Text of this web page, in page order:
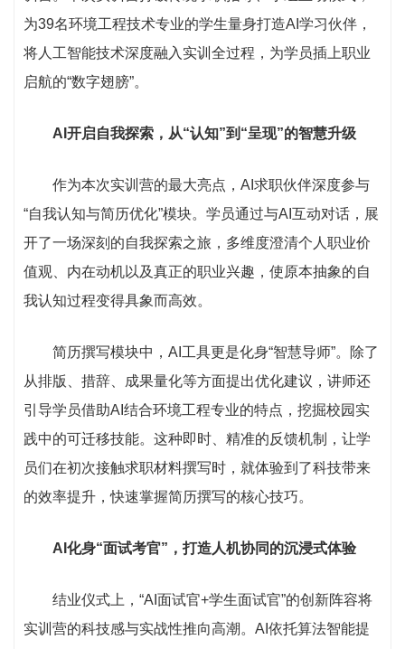
为39名环境工程技术专业的学生量身打造AI学习伙伴，
将人工智能技术深度融入实训全过程，为学员插上职业
启航的“数字翅膀”。
AI开启自我探索，从“认知”到“呈现”的智慧升级
作为本次实训营的最大亮点，AI求职伙伴深度参与
“自我认知与简历优化”模块。学员通过与AI互动对话，展
开了一场深刻的自我探索之旅，多维度澄清个人职业价
值观、内在动机以及真正的职业兴趣，使原本抽象的自
我认知过程变得具象而高效。
简历撰写模块中，AI工具更是化身“智慧导师”。除了
从排版、措辞、成果量化等方面提出优化建议，讲师还
引导学员借助AI结合环境工程专业的特点，挖掘校园实
践中的可迁移技能。这种即时、精准的反馈机制，让学
员们在初次接触求职材料撰写时，就体验到了科技带来
的效率提升，快速掌握简历撰写的核心技巧。
AI化身“面试考官”，打造人机协同的沉浸式体验
结业仪式上，“AI面试官+学生面试官”的创新阵容将
实训营的科技感与实战性推向高潮。AI依托算法智能提